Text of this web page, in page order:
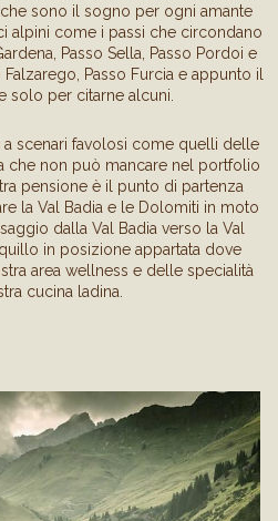
sono il sogno per ogni amante
alpini come i passi che circondano
Passo Sella, Passo Pordoi e
Passo Furcia e appunto il
solo per citarne alcuni.
scenari favolosi come quelli delle
che non può mancare nel portfolio
pensione è il punto di partenza
la Val Badia e le Dolomiti in moto
dalla Val Badia verso la Val
in posizione appartata dove
area wellness e delle specialità
cucina ladina.